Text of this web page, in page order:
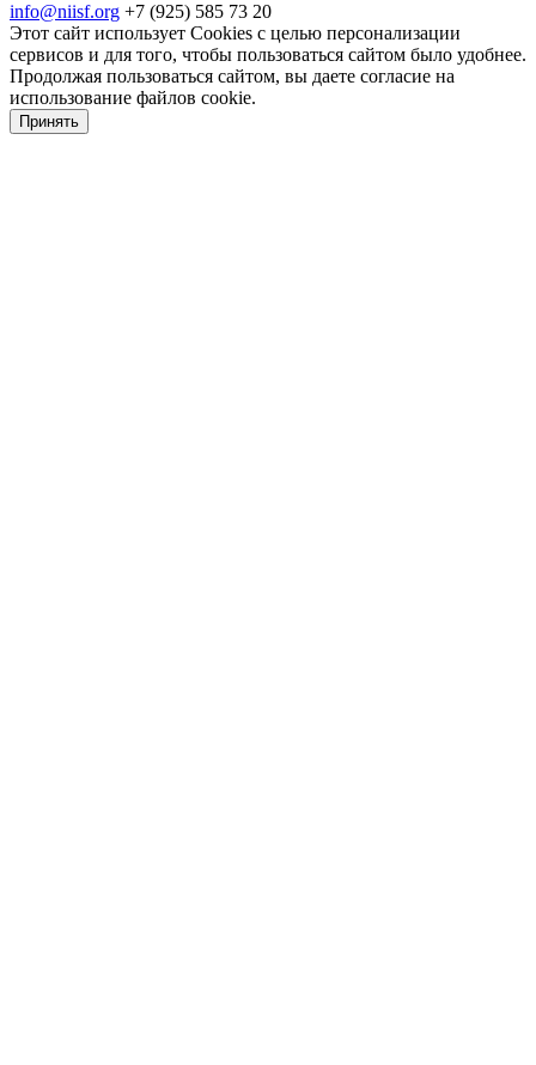
info@niisf.org +7 (925) 585 73 20
Этот сайт использует Cookies с целью персонализации
сервисов и для того, чтобы пользоваться сайтом было удобнее.
Продолжая пользоваться сайтом, вы даете согласие на
использование файлов cookie.
Принять